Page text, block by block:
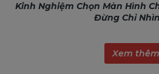
Kinh Nghiệm Chọn Màn Hình
Đừng Chỉ
Xem thêm